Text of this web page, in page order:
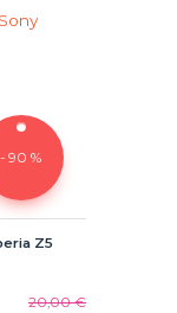
- 90 %
Z5
20,00 €